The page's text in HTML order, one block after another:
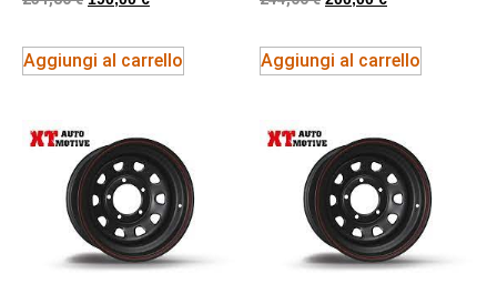
Aggiungi al carrello Aggiungi al carrello